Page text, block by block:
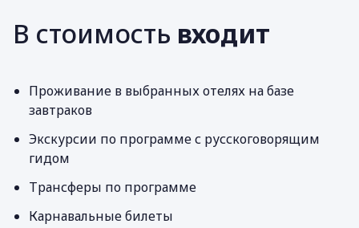
В стоимость входит
Проживание в выбранных отелях на базе
завтраков
Экскурсии по программе с русскоговорящим
гидом
Трансферы по программе
Карнавальные билеты